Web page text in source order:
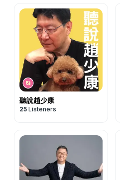
聽說趙少康
25 Listeners